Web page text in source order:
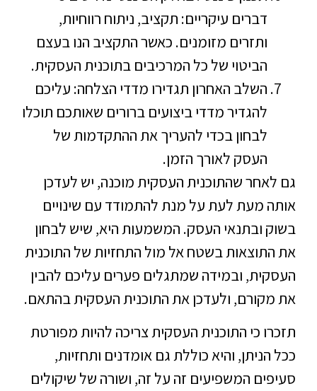
דברים עיקריים: תקציב, ניתוח רווחיות,
ותזרים מזומנים. כאשר התקציב הנו בעצם
הביטוי של כל המרכיבים בתוכנית העסקית.
השלב האחרון תגדירו מדדי הצלחה: עליכם
להגדיר מדדי ביצועים ברורים שאותכם תוכלו
לבחון בכדי להעריך את ההתקדמות של
העסק לאורך הזמן.
גם לאחר שהתוכנית העסקית מוכנה, יש לעדכן
אותה מעת לעת על מנת להתמודד עם שינויים
בשוק ובתנאי העסק. המשמעות היא, שיש לבחון
את התוצאות בשטח אל מול התחזיות של התוכנית
העסקית, ובמידה שמתגלים פערים עליכם להבין
את מקורם, ולעדכן את התוכנית העסקית בהתאם.
תזכרו כי התוכנית העסקית צריכה להיות מפורטת
ככל הניתן, והיא כוללת גם אומדנים ותחזיות,
סעיפים המשפיעים זה על זה, ושורה של שיקולים